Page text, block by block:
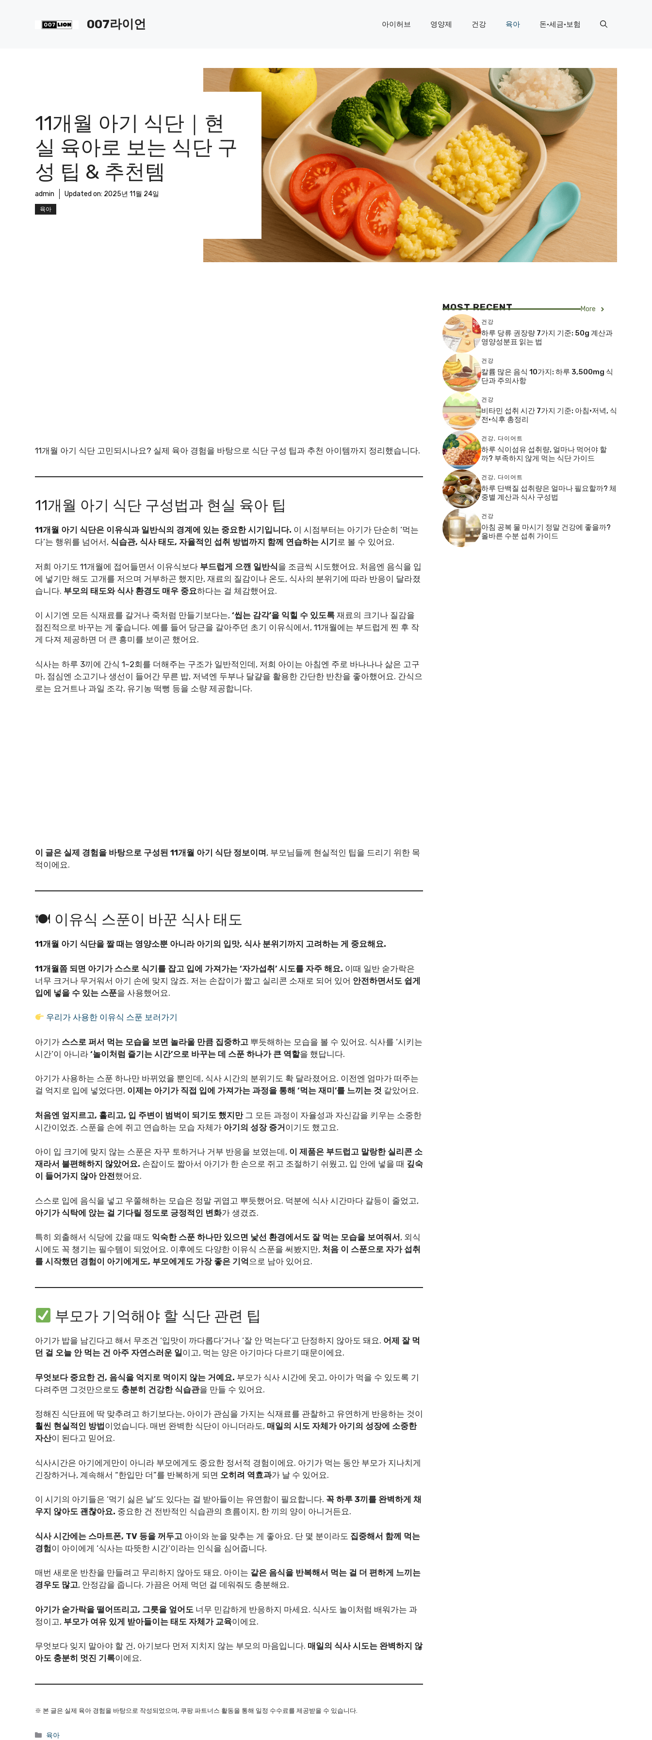
007라이언 아이허브 영양제 건강 육아 돈·세금·보험
11개월 아기 식단｜현
실 육아로 보는 식단 구
성 팁 & 추천템
admin Updated on: 2025년 11월 24일
육아
11개월 아기 식단 고민되시나요? 실제 육아 경험을 바탕으로 식단 구성 팁과 추천 아이템까지 정리했습니다.
11개월 아기 식단 구성법과 현실 육아 팁
11개월 아기 식단은 이유식과 일반식의 경계에 있는 중요한 시기입니다. 이 시점부터는 아기가 단순히 ‘먹는
다’는 행위를 넘어서, 식습관, 식사 태도, 자율적인 섭취 방법까지 함께 연습하는 시기 로 볼 수 있어요.
저희 아기도 11개월에 접어들면서 이유식보다 부드럽게 으깬 일반식을 조금씩 시도했어요. 처음엔 음식을 입
에 넣기만 해도 고개를 저으며 거부하곤 했지만, 재료의 질감이나 온도, 식사의 분위기에 따라 반응이 달라졌
습니다. 부모의 태도와 식사 환경도 매우 중요하다는 걸 체감했어요.
이 시기엔 모든 식재료를 갈거나 죽처럼 만들기보다는, ‘씹는 감각’을 익힐 수 있도록 재료의 크기나 질감을
점진적으로 바꾸는 게 좋습니다. 예를 들어 당근을 갈아주던 초기 이유식에서, 11개월에는 부드럽게 찐 후 작
게 다져 제공하면 더 큰 흥미를 보이곤 했어요.
식사는 하루 3끼에 간식 1~2회를 더해주는 구조가 일반적인데, 저희 아이는 아침엔 주로 바나나나 삶은 고구
마, 점심엔 소고기나 생선이 들어간 무른 밥, 저녁엔 두부나 달걀을 활용한 간단한 반찬을 좋아했어요. 간식으
로는 요거트나 과일 조각, 유기농 떡뻥 등을 소량 제공합니다.
이 글은 실제 경험을 바탕으로 구성된 11개월 아기 식단 정보이며 , 부모님들께 현실적인 팁을 드리기 위한 목
적이에요.
🍽 이유식 스푼이 바꾼 식사 태도
11개월 아기 식단을 짤 때는 영양소뿐 아니라 아기의 입맛, 식사 분위기까지 고려하는 게 중요해요.
11개월쯤 되면 아기가 스스로 식기를 잡고 입에 가져가는 ‘자가섭취’ 시도를 자주 해요. 이때 일반 숟가락은
너무 크거나 무거워서 아기 손에 맞지 않죠. 저는 손잡이가 짧고 실리콘 소재로 되어 있어 안전하면서도 쉽게
입에 넣을 수 있는 스푼을 사용했어요.
우리가 사용한 이유식 스푼 보러가기
아기가 스스로 퍼서 먹는 모습을 보면 놀라울 만큼 집중하고 뿌듯해하는 모습을 볼 수 있어요. 식사를 ‘시키는
시간’이 아니라 ‘놀이처럼 즐기는 시간’으로 바꾸는 데 스푼 하나가 큰 역할을 했답니다.
아기가 사용하는 스푼 하나만 바뀌었을 뿐인데, 식사 시간의 분위기도 확 달라졌어요. 이전엔 엄마가 떠주는
걸 억지로 입에 넣었다면, 이제는 아기가 직접 입에 가져가는 과정을 통해 ‘먹는 재미’를 느끼는 것 같았어요.
처음엔 엎지르고, 흘리고, 입 주변이 범벅이 되기도 했지만그 모든 과정이 자율성과 자신감을 키우는 소중한
시간이었죠. 스푼을 손에 쥐고 연습하는 모습 자체가 아기의 성장 증거이기도 했고요.
아이 입 크기에 맞지 않는 스푼은 자꾸 토하거나 거부 반응을 보였는데, 이 제품은 부드럽고 말랑한 실리콘 소
재라서 불편해하지 않았어요. 손잡이도 짧아서 아기가 한 손으로 쥐고 조절하기 쉬웠고, 입 안에 넣을 때 깊숙
이 들어가지 않아 안전했어요.
스스로 입에 음식을 넣고 우쭐해하는 모습은 정말 귀엽고 뿌듯했어요. 덕분에 식사 시간마다 갈등이 줄었고,
아기가 식탁에 앉는 걸 기다릴 정도로 긍정적인 변화가 생겼죠.
특히 외출해서 식당에 갔을 때도 익숙한 스푼 하나만 있으면 낯선 환경에서도 잘 먹는 모습을 보여줘서 , 외식
시에도 꼭 챙기는 필수템이 되었어요. 이후에도 다양한 이유식 스푼을 써봤지만, 처음 이 스푼으로 자가 섭취
를 시작했던 경험이 아기에게도, 부모에게도 가장 좋은 기억 으로 남아 있어요.
부모가 기억해야 할 식단 관련 팁
아기가 밥을 남긴다고 해서 무조건 ‘입맛이 까다롭다’거나 ‘잘 안 먹는다’고 단정하지 않아도 돼요. 어제 잘 먹
던 걸 오늘 안 먹는 건 아주 자연스러운 일이고, 먹는 양은 아기마다 다르기 때문이에요.
무엇보다 중요한 건, 음식을 억지로 먹이지 않는 거예요. 부모가 식사 시간에 웃고, 아이가 먹을 수 있도록 기
다려주면 그것만으로도 충분히 건강한 식습관을 만들 수 있어요.
정해진 식단표에 딱 맞추려고 하기보다는, 아이가 관심을 가지는 식재료를 관찰하고 유연하게 반응하는 것이
훨씬 현실적인 방법 이었습니다. 매번 완벽한 식단이 아니더라도, 매일의 시도 자체가 아기의 성장에 소중한
자산이 된다고 믿어요.
식사시간은 아기에게만이 아니라 부모에게도 중요한 정서적 경험이에요. 아기가 먹는 동안 부모가 지나치게
긴장하거나, 계속해서 “한입만 더”를 반복하게 되면 오히려 역효과가 날 수 있어요.
이 시기의 아기들은 ‘먹기 싫은 날’도 있다는 걸 받아들이는 유연함이 필요합니다. 꼭 하루 3끼를 완벽하게 채
우지 않아도 괜찮아요. 중요한 건 전반적인 식습관의 흐름이지, 한 끼의 양이 아니거든요.
식사 시간에는 스마트폰, TV 등을 꺼두고 아이와 눈을 맞추는 게 좋아요. 단 몇 분이라도 집중해서 함께 먹는
경험이 아이에게 ‘식사는 따뜻한 시간’이라는 인식을 심어줍니다.
매번 새로운 반찬을 만들려고 무리하지 않아도 돼요. 아이는 같은 음식을 반복해서 먹는 걸 더 편하게 느끼는
경우도 많고, 안정감을 줍니다. 가끔은 어제 먹던 걸 데워줘도 충분해요.
아기가 숟가락을 떨어뜨리고, 그릇을 엎어도 너무 민감하게 반응하지 마세요. 식사도 놀이처럼 배워가는 과
정이고, 부모가 여유 있게 받아들이는 태도 자체가 교육이에요.
무엇보다 잊지 말아야 할 건, 아기보다 먼저 지치지 않는 부모의 마음입니다. 매일의 식사 시도는 완벽하지 않
아도 충분히 멋진 기록이에요.
※ 본 글은 실제 육아 경험을 바탕으로 작성되었으며, 쿠팡 파트너스 활동을 통해 일정 수수료를 제공받을 수 있습니다.
카
육아
MOST RECENT More
건강
하루 당류 권장량 7가지 기준: 50g 계산과
영양성분표 읽는 법
건강
칼륨 많은 음식 10가지: 하루 3,500mg 식
단과 주의사항
건강
비타민 섭취 시간 7가지 기준: 아침·저녁, 식
전·식후 총정리
건강, 다이어트
하루 식이섬유 섭취량, 얼마나 먹어야 할
까? 부족하지 않게 먹는 식단 가이드
건강, 다이어트
하루 단백질 섭취량은 얼마나 필요할까? 체
중별 계산과 식사 구성법
건강
아침 공복 물 마시기 정말 건강에 좋을까?
올바른 수분 섭취 가이드